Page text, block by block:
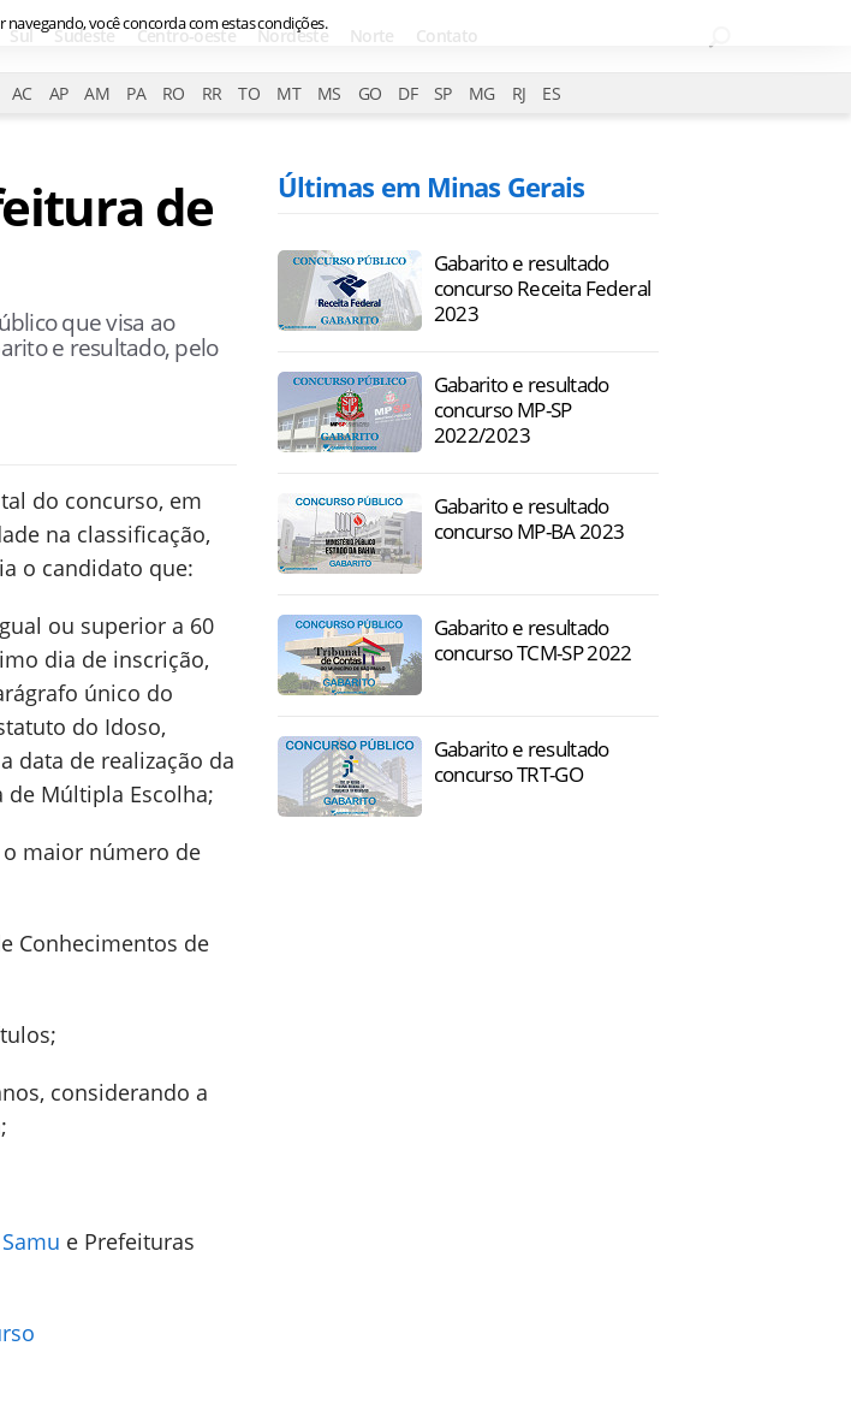
Sul Sudeste Centro-oeste Nordeste Norte Contato
AC AP AM PA RO RR TO MT MS GO DF SP MG RJ ES
de
que visa ao
e resultado, pelo
do concurso, em
na classificação,
o candidato que:
ou superior a 60
dia de inscrição,
único do
do Idoso,
data de realização da
de Múltipla Escolha;
maior número de
Conhecimentos de
considerando a
e Prefeituras
Últimas em Minas Gerais
Gabarito e resultado
concurso Receita Federal
2023
Gabarito e resultado
concurso MP-SP
2022/2023
Gabarito e resultado
concurso MP-BA 2023
Gabarito e resultado
concurso TCM-SP 2022
Gabarito e resultado
concurso TRT-GO
navegando, você concorda com estas condições.